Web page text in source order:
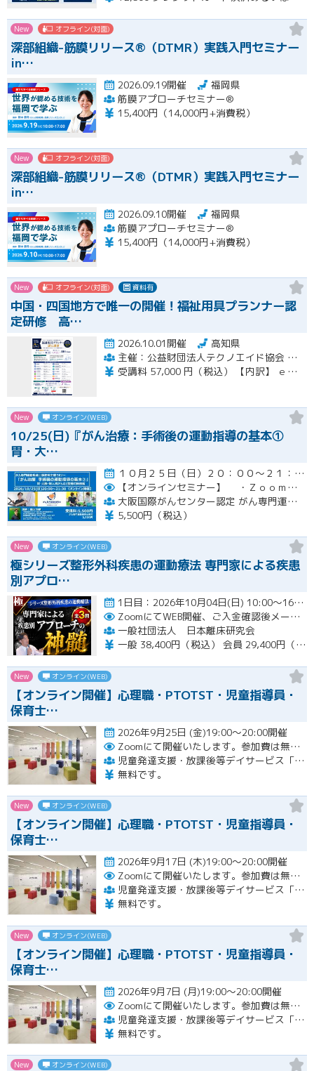
New オフライン(対面)
深部組織-筋膜リリース®（DTMR）実践入門セミナー
in…
2026.09.19開催
福岡県
筋膜アプローチセミナー®
15,400円（14,000円+消費税）
New オフライン(対面)
深部組織-筋膜リリース®（DTMR）実践入門セミナー
in…
2026.09.10開催
福岡県
筋膜アプローチセミナー®
15,400円（14,000円+消費税）
New オフライン(対面) 資料有
中国・四国地方で唯一の開催！福祉用具プランナー認
定研修 高…
2026.10.01開催
高知県
主催：公益財団法人テクノエイド協会 集合研修会場期間：一般社団法人ナチュラルハートフルケアネットワーク
受講料 57,000 円（税込） 【内訳】 ｅラーニング受講料・テキスト代 21,000 円（税込） 集合講習受講料 36,000 円（税込） ※インターネットに係る通信料（回線料）は、受講料には含まれません。
New オンライン(WEB)
10/25(日)『がん治療：手術後の運動指導の基本①
胃・大…
１０月２５日（日）２０：００～２１：３０開催
【オンラインセミナー】
・Ｚｏｏｍにて開催。事前にＵＲＬをメールにてお知らせします。
大阪国際がんセンター認定 がん専門運動指導士 事務局（ルネサンス運動支援センター内）
5,500円（税込）
New オンライン(WEB)
極シリーズ整形外科疾患の運動療法 専門家による疾患
別アプロ…
1日目：2026年10月04日(日) 10:00〜16:00 2日目：2026年10月25日(日) 10:00〜16…開催
ZoomにてWEB開催、ご入金確認後メールにてURLをお知らせいたします。
一般社団法人 日本離床研究会
一般 38,400円（税込） 会員 29,400円（税込）
New オンライン(WEB)
【オンライン開催】心理職・PTOTST・児童指導員・
保育士…
2026年9月25日 (金)19:00～20:00開催
Zoomにて開催いたします。参加費は無料です。
児童発達支援・放課後等デイサービス「LITALICOジュニア」
無料です。
New オンライン(WEB)
【オンライン開催】心理職・PTOTST・児童指導員・
保育士…
2026年9月17日 (木)19:00～20:00開催
Zoomにて開催いたします。参加費は無料です。
児童発達支援・放課後等デイサービス「LITALICOジュニア」
無料です。
New オンライン(WEB)
【オンライン開催】心理職・PTOTST・児童指導員・
保育士…
2026年9月7日 (月)19:00～20:00開催
Zoomにて開催いたします。参加費は無料です。
児童発達支援・放課後等デイサービス「LITALICOジュニア」
無料です。
New オンライン(WEB)